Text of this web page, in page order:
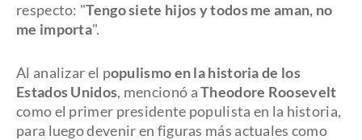
respecto: "Tengo siete hijos y todos me aman, no
me importa".
Al analizar el populismo en la historia de los
Estados Unidos, mencionó aTheodore Roosevelt
como el primer presidente populista en la historia,
para luego devenir en figuras más actuales como